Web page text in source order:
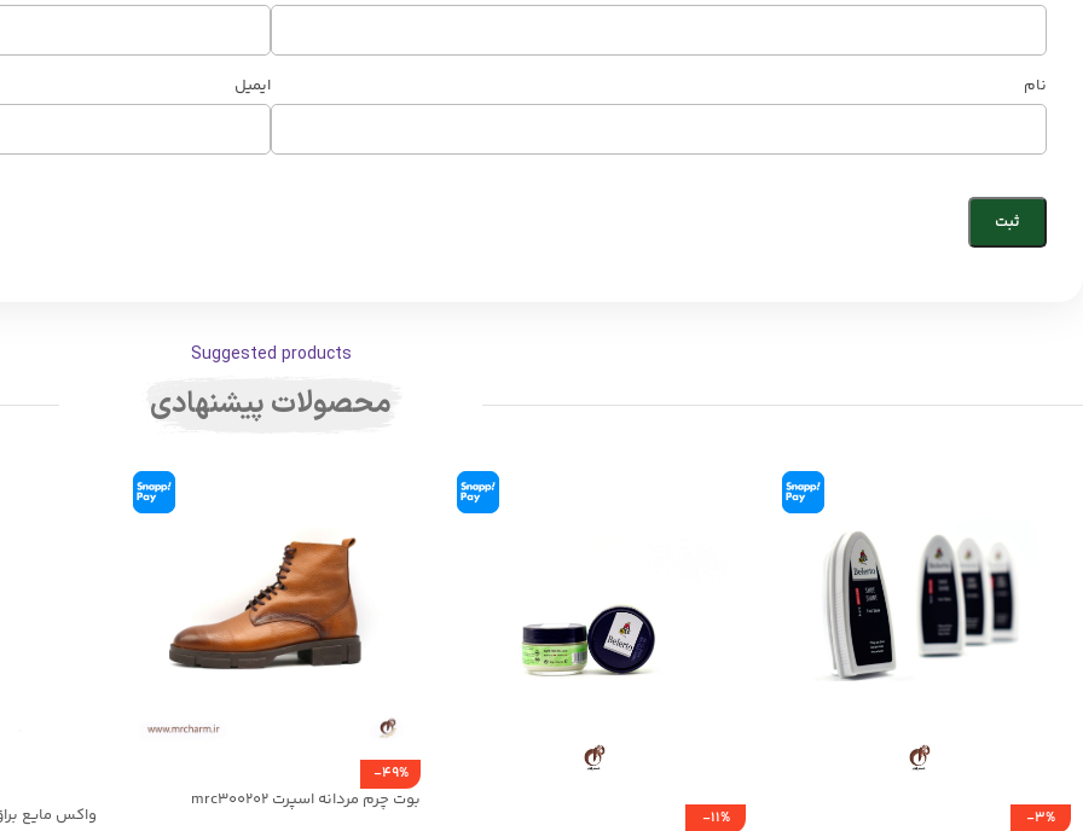
نام ایمیل
Suggested products
محصولات پیشنهادی
-3%
-11%
-49%
بوت چرم مردانه اسپرت mrc300202
واکس مایع